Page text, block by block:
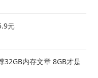
元
内存文章 8GB才是